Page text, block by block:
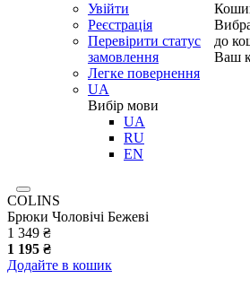
Увійти
Реєстрація
Перевірити статус
замовлення
Легке повернення
UA
Вибір мови
UA
RU
EN
до
Ваш
COLINS
Брюки Чоловічі Бежеві
1 349 ₴
1 195 ₴
Додайте в кошик